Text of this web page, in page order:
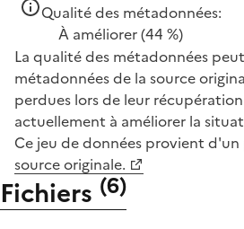
Qualité des métadonnées:
À améliorer(44 %)
La qualité des métadonnées
métadonnées de la source
perdues lors de leur
actuellement à améliorer la
Ce jeu de données provient
source originale.
Fichiers (6)